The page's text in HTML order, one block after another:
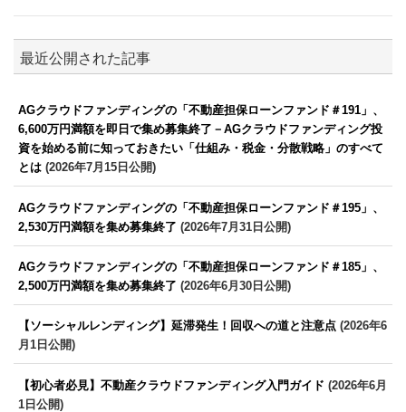
最近公開された記事
AGクラウドファンディングの「不動産担保ローンファンド＃191」、
6,600万円満額を即日で集め募集終了－AGクラウドファンディング投
資を始める前に知っておきたい「仕組み・税金・分散戦略」のすべて
とは (2026年7月15日公開)
AGクラウドファンディングの「不動産担保ローンファンド＃195」、
2,530万円満額を集め募集終了 (2026年7月31日公開)
AGクラウドファンディングの「不動産担保ローンファンド＃185」、
2,500万円満額を集め募集終了 (2026年6月30日公開)
【ソーシャルレンディング】延滞発生！回収への道と注意点 (2026年6
月1日公開)
【初心者必見】不動産クラウドファンディング入門ガイド (2026年6月
1日公開)